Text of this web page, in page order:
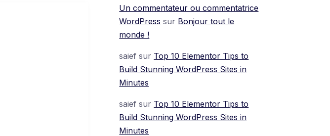
Un commentateur ou commentatrice
WordPress sur Bonjour tout le
monde !
saief sur Top 10 Elementor Tips to
Build Stunning WordPress Sites in
Minutes
saief sur Top 10 Elementor Tips to
Build Stunning WordPress Sites in
Minutes